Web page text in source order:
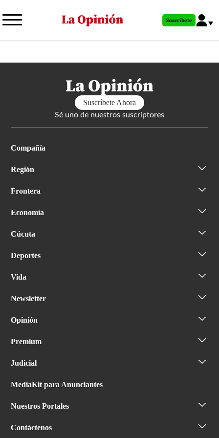
al
principal
Suscríbete
Suscríbete Ahora
Sé uno de nuestros suscriptores
Compañía
Región
Frontera
Economía
Cúcuta
Deportes
Vida
Newsletter
Opinión
Premium
Judicial
MediaKit para Anunciantes
Nuestros Portales
Contáctenos